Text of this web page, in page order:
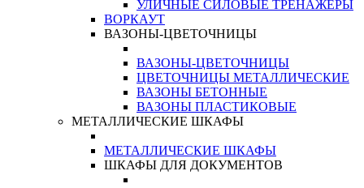
УЛИЧНЫЕ СИЛОВЫЕ ТРЕНАЖЁРЫ
ВОРКАУТ
ВАЗОНЫ-ЦВЕТОЧНИЦЫ
ВАЗОНЫ-ЦВЕТОЧНИЦЫ
ЦВЕТОЧНИЦЫ МЕТАЛЛИЧЕСКИЕ
ВАЗОНЫ БЕТОННЫЕ
ВАЗОНЫ ПЛАСТИКОВЫЕ
МЕТАЛЛИЧЕСКИЕ ШКАФЫ
МЕТАЛЛИЧЕСКИЕ ШКАФЫ
ШКАФЫ ДЛЯ ДОКУМЕНТОВ